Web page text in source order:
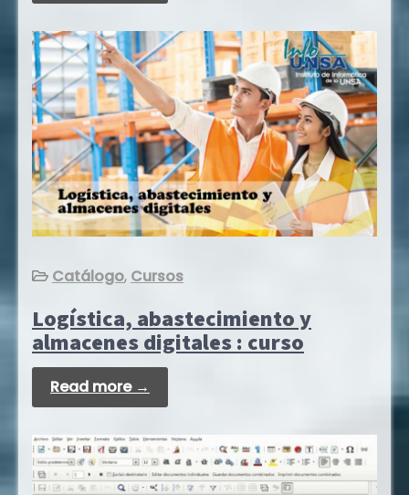
Catálogo, Cursos
Logística, abastecimiento y
almacenes digitales : curso
Read more →